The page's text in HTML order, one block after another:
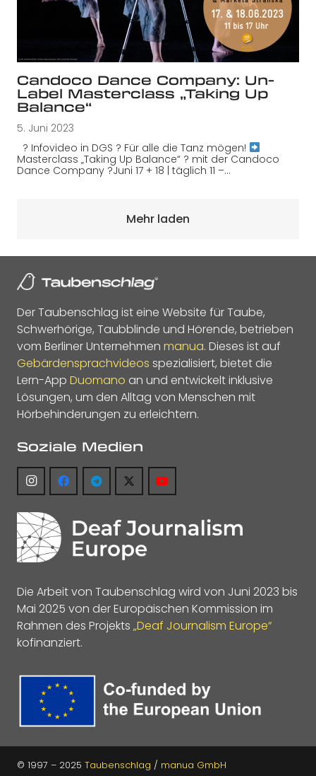
Candoco Dance Company: Un-
Label Masterclass „Taking Up
Balance“
5. Juni 2023
? Infovideo in DGS ? Für alle die Tanz mögen!
Masterclass „Taking Up Balance“ ? mit der Candoco
Dance Company ?Juni 17 + 18 | täglich 11 –…
Mehr laden
Der Taubenschlag ist eine Website für Taube,
Schwerhörige, Taubblinde und Hörende, betrieben
vom Berliner Unternehmen manua. Dieses ist auf
Gebärdensprachvideos spezialisiert, bietet die
Lern-App Duomano an und entwickelt inklusive
Lösungen, um den Alltag von Menschen mit
Hörbehinderungen zu erleichtern.
Soziale Medien
Die Arbeit von Taubenschlag wird von Juni 2023 bis
Mai 2025 von der Europäischen Kommission im
Rahmen des Projekts „Deaf Journalism Europe“
kofinanziert.
© 1997 – 2025 Taubenschlag / manua GmbH